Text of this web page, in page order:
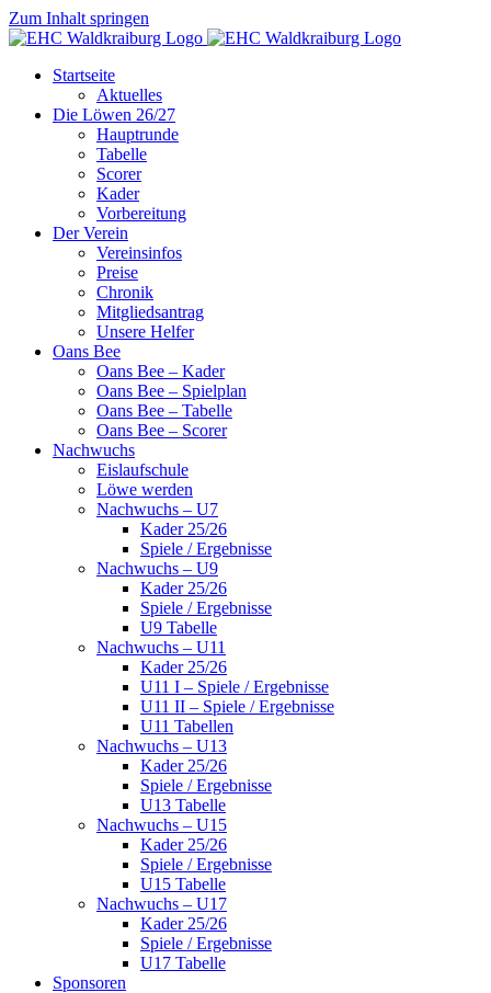
Zum Inhalt springen
Startseite
Aktuelles
Die Löwen 26/27
Hauptrunde
Tabelle
Scorer
Kader
Vorbereitung
Der Verein
Vereinsinfos
Preise
Chronik
Mitgliedsantrag
Unsere Helfer
Oans Bee
Oans Bee – Kader
Oans Bee – Spielplan
Oans Bee – Tabelle
Oans Bee – Scorer
Nachwuchs
Eislaufschule
Löwe werden
Nachwuchs – U7
Kader 25/26
Spiele / Ergebnisse
Nachwuchs – U9
Kader 25/26
Spiele / Ergebnisse
U9 Tabelle
Nachwuchs – U11
Kader 25/26
U11 I – Spiele / Ergebnisse
U11 II – Spiele / Ergebnisse
U11 Tabellen
Nachwuchs – U13
Kader 25/26
Spiele / Ergebnisse
U13 Tabelle
Nachwuchs – U15
Kader 25/26
Spiele / Ergebnisse
U15 Tabelle
Nachwuchs – U17
Kader 25/26
Spiele / Ergebnisse
U17 Tabelle
Sponsoren